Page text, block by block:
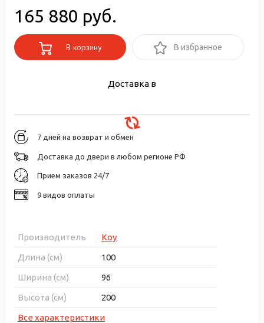
165 880 руб.
В корзину В избранное
Доставка в
7 дней на возврат и обмен
Доставка до двери в любом регионе РФ
Прием заказов 24/7
9 видов оплаты
Производитель
Koy
Длина (см)
100
Ширина (см)
96
Высота (см)
200
Все характеристики